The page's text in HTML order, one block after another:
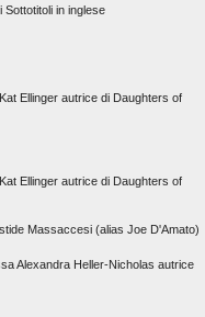
Sottotitoli in inglese
Ellinger autrice di Daughters of
Ellinger autrice di Daughters of
Massaccesi (alias Joe D'Amato)
Alexandra Heller-Nicholas autrice